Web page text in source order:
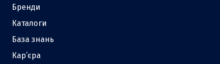
Бренди
Каталоги
База знань
Кар’єра